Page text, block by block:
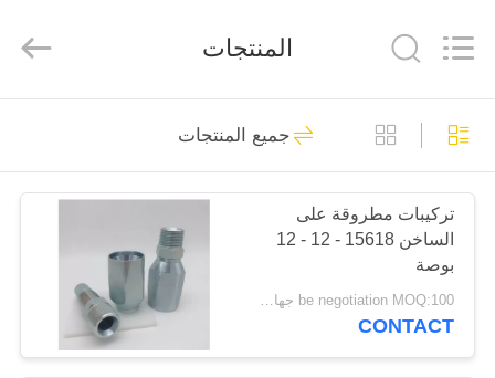
الصفحة
الرئيسية
منتجات
معلومات
Connector
Co.,Ltd.
Reserved.
تركيب خرطوم
هيدروليكي
52
المنتجات
جميع المنتجات
تركيبات مطروقة على
الساخن 15618 - 12 - 12
بوصة
be negotiation MOQ:100 جهاز كمبيوتر شخصى
CONTACT